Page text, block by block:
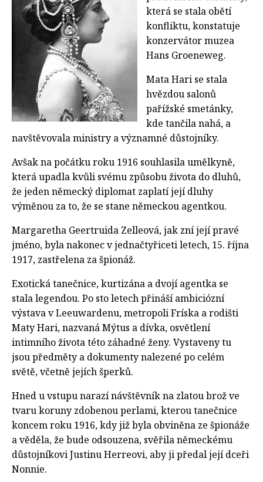
která se stala obětí
konfliktu, konstatuje
konzervátor muzea
Hans Groeneweg.
Mata Hari se stala
hvězdou salonů
pařížské smetánky,
kde tančila nahá, a
navštěvovala ministry a významné důstojníky.
Avšak na počátku roku 1916 souhlasila umělkyně,
která upadla kvůli svému způsobu života do dluhů,
že jeden německý diplomat zaplatí její dluhy
výměnou za to, že se stane německou agentkou.
Margaretha Geertruida Zelleová, jak zní její pravé
jméno, byla nakonec v jednačtyřiceti letech, 15. října
1917, zastřelena za špionáž.
Exotická tanečnice, kurtizána a dvojí agentka se
stala legendou. Po sto letech přináší ambiciózní
výstava v Leeuwardenu, metropoli Fríska a rodišti
Maty Hari, nazvaná Mýtus a dívka, osvětlení
intimního života této záhadné ženy. Vystaveny tu
jsou předměty a dokumenty nalezené po celém
světě, včetně jejích šperků.
Hned u vstupu narazí návštěvník na zlatou brož ve
tvaru koruny zdobenou perlami, kterou tanečnice
koncem roku 1916, kdy již byla obviněna ze špionáže
a věděla, že bude odsouzena, svěřila německému
důstojníkovi Justinu Herreovi, aby ji předal její dceři
Nonnie.